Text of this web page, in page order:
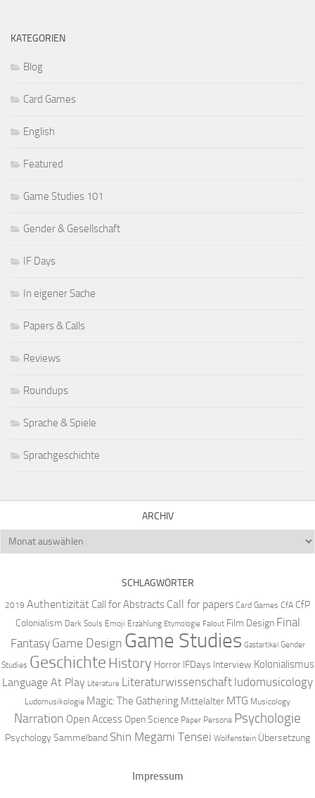
KATEGORIEN
Blog
Card Games
English
Featured
Game Studies 101
Gender & Gesellschaft
IF Days
In eigener Sache
Papers & Calls
Reviews
Roundups
Sprache & Spiele
Sprachgeschichte
ARCHIV
Archiv
SCHLAGWÖRTER
2019 Authentizität Call for Abstracts Call for papers Card Games CfA CfP
Colonialism Dark Souls Emoji Erzählung Etymologie Fallout Film Design Final
Fantasy Game Design Game Studies Gastartikel Gender
Studies Geschichte History Horror IFDays Interview Kolonialismus
Language At Play Literature Literaturwissenschaft ludomusicology
Ludomusikologie Magic: The Gathering Mittelalter MTG Musicology
Narration Open Access Open Science Paper Persona Psychologie
PsychologySammelband Shin Megami Tensei Wolfenstein Übersetzung
Impressum